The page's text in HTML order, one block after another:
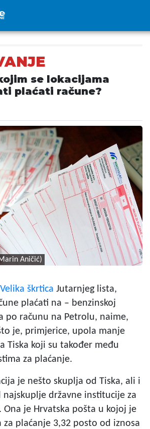
se lokacijama
plaćati račune?
Aničić)
Velika škrtica Jutarnjeg lista,
plaćati na – benzinskoj
po računu na Petrolu, naime,
je, primjerice, upola manje
Tiska koji su također među
za plaćanje.
je nešto skuplja od Tiska, ali i
državne institucije za
Ona je Hrvatska pošta u kojoj je
za plaćanje 3,32 posto od iznosa